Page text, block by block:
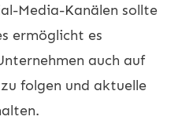
Media-Kanälen sollte
ermöglicht es
auch auf
folgen und aktuelle